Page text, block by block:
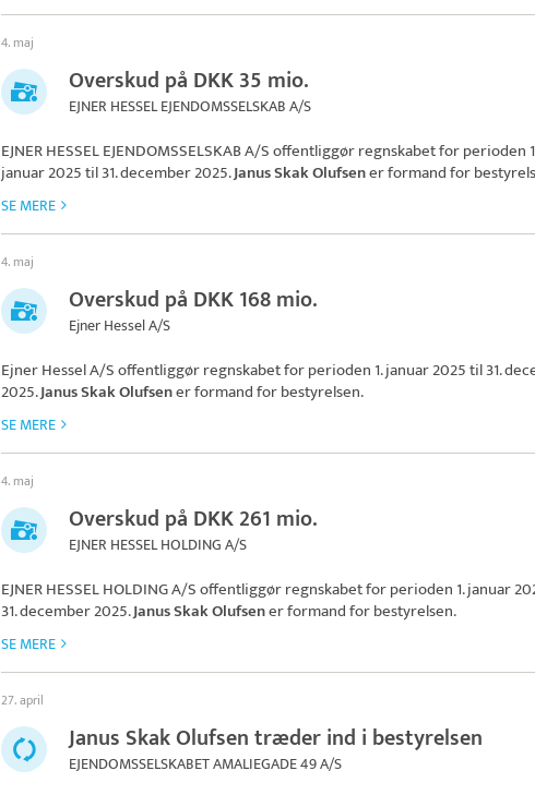
4. maj
Overskud på DKK 35 mio.
EJNER HESSEL EJENDOMSSELSKAB A/S
EJNER HESSEL EJENDOMSSELSKAB A/Soffentliggør regnskabet for perioden
januar 2025 til 31. december 2025.Janus Skak Olufsener formand for
SE MERE
4. maj
Overskud på DKK 168 mio.
Ejner Hessel A/S
Ejner Hessel A/Soffentliggør regnskabet for perioden 1. januar 2025 til 31.
2025.Janus Skak Olufsener formand for bestyrelsen.
SE MERE
4. maj
Overskud på DKK 261 mio.
EJNER HESSEL HOLDING A/S
EJNER HESSEL HOLDING A/Soffentliggør regnskabet for perioden 1. januar
31. december 2025.Janus Skak Olufsener formand for bestyrelsen.
SE MERE
27. april
Janus Skak Olufsen træder ind i bestyrelsen
EJENDOMSSELSKABET AMALIEGADE 49 A/S